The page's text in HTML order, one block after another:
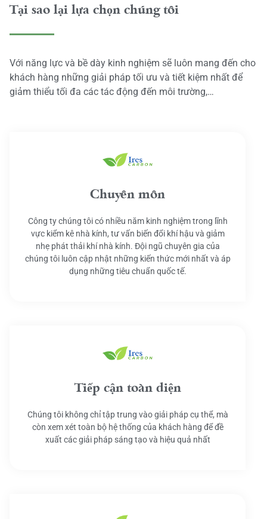
Tại sao lại lựa chọn chúng tôi
Với năng lực và bề dày kinh nghiệm sẽ luôn mang đến cho
khách hàng những giải pháp tối ưu và tiết kiệm nhất để
giảm thiểu tối đa các tác động đến môi trường,…
Chuyên môn
Công ty chúng tôi có nhiều năm kinh nghiệm trong lĩnh
vực kiểm kê nhà kính, tư vấn biến đổi khí hậu và giảm
nhẹ phát thải khí nhà kính. Đội ngũ chuyên gia của
chúng tôi luôn cập nhật những kiến thức mới nhất và áp
dụng những tiêu chuẩn quốc tế.
Tiếp cận toàn diện
Chúng tôi không chỉ tập trung vào giải pháp cụ thể, mà
còn xem xét toàn bộ hệ thống của khách hàng để đề
xuất các giải pháp sáng tạo và hiệu quả nhất